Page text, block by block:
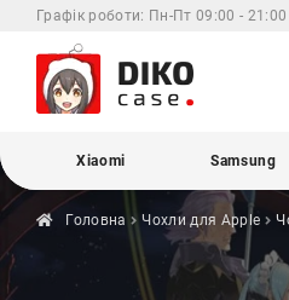
Графік роботи: Пн-Пт 09:00 -
Xiaomi Samsung
Головна Чохли для Apple